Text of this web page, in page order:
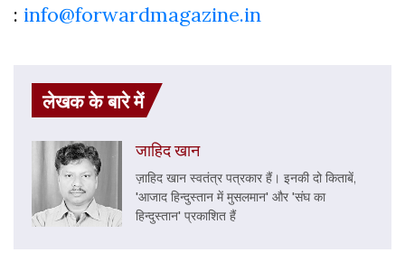
: info@forwardmagazine.in
लेखक के बारे में
जाहिद खान
ज़ाहिद खान स्वतंत्र पत्रकार हैं। इनकी दो किताबें,
'आजाद हिन्दुस्तान में मुसलमान' और 'संघ का
हिन्दुस्तान' प्रकाशित हैं